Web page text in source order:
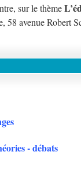
sur le thème
58 avenue Robert
- débats